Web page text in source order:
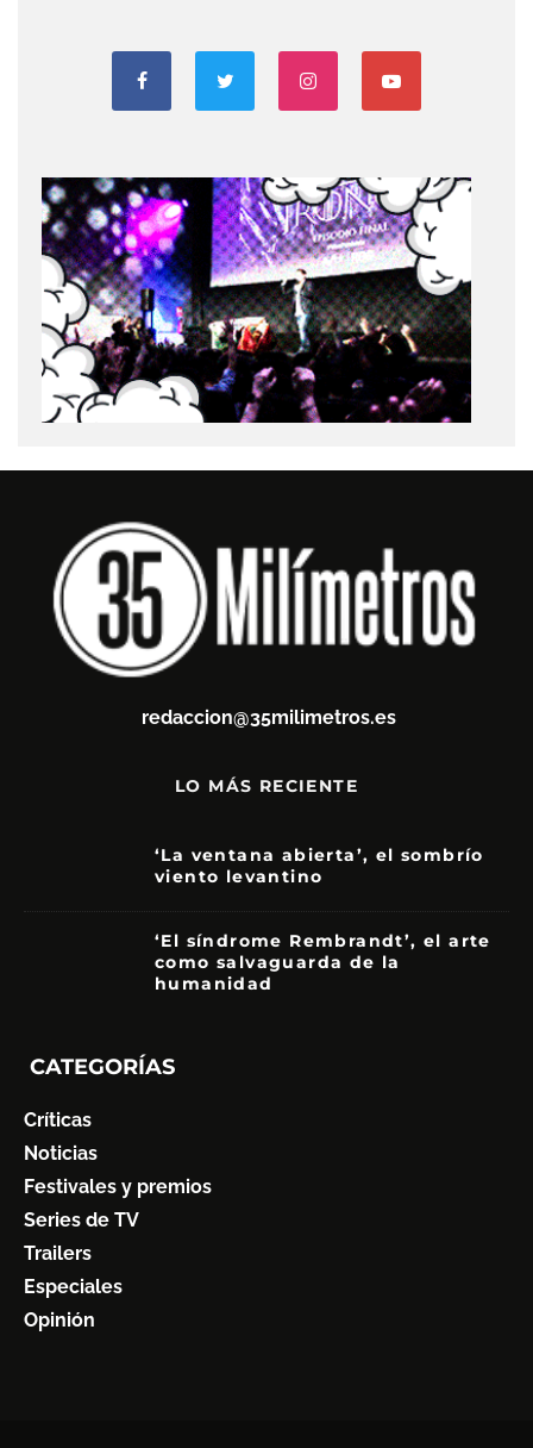
redaccion@35milimetros.es
LO MÁS RECIENTE
‘La ventana abierta’, el sombrío
viento levantino
‘El síndrome Rembrandt’, el arte
como salvaguarda de la
humanidad
CATEGORÍAS
Críticas
Noticias
Festivales y premios
Series de TV
Trailers
Especiales
Opinión